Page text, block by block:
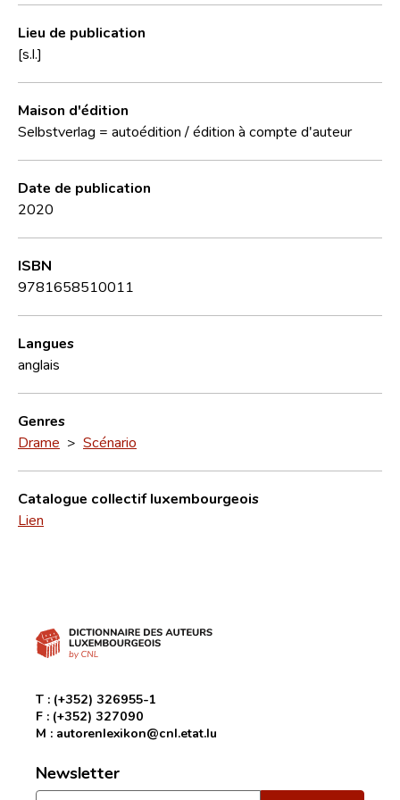
Lieu de publication
[s.l.]
Maison d'édition
Selbstverlag = autoédition / édition à compte d'auteur
Date de publication
2020
ISBN
9781658510011
Langues
anglais
Genres
Drame > Scénario
Catalogue collectif luxembourgeois
Lien
T : (+352) 326955-1
F : (+352) 327090
M : autorenlexikon@cnl.etat.lu
Newsletter